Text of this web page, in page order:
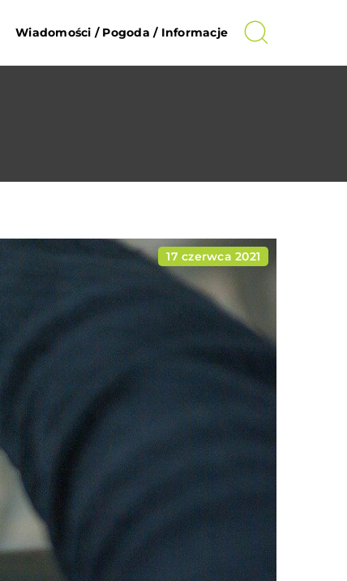
Wiadomości / Pogoda / Informacje
17 czerwca 2021